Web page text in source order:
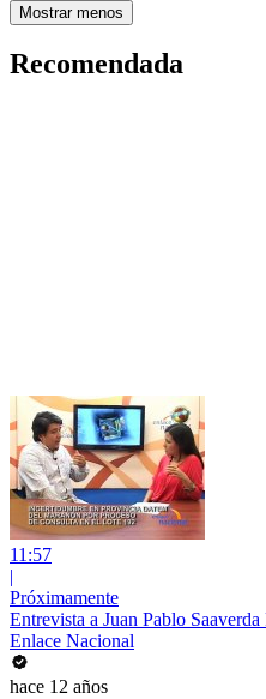
Mostrar menos
Recomendada
11:57
|
Próximamente
Entrevista a Juan Pablo
Enlace Nacional
hace 12 años